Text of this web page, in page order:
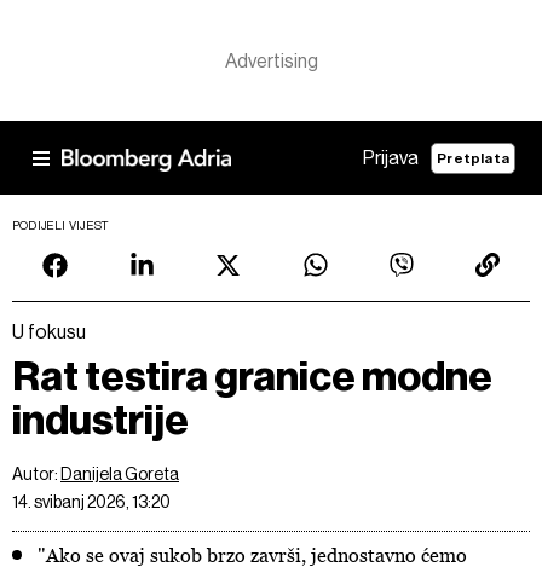
Prijava Pretplata
PODIJELI VIJEST
U fokusu
Rat testira granice modne
industrije
Autor: Danijela Goreta
14. svibanj 2026, 13:20
"Ako se ovaj sukob brzo završi, jednostavno ćemo